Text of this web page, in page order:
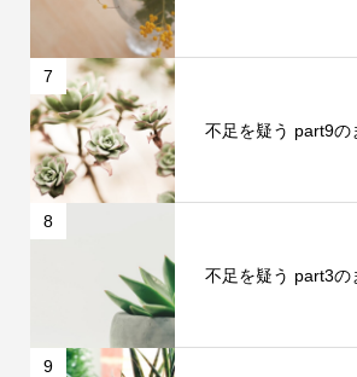
7
不足を疑う part9の
8
不足を疑う part3の
9